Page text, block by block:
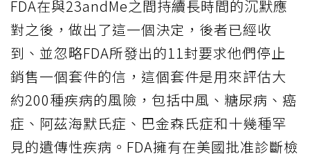
FDA在與23andMe之間持續長時間的沉默應
對之後，做出了這一個決定，後者已經收
到、並忽略FDA所發出的11封要求他們停止
銷售一個套件的信，這個套件是用來評估大
約200種疾病的風險，包括中風、糖尿病、癌
症、阿茲海默氏症、巴金森氏症和十幾種罕
見的遺傳性疾病。FDA擁有在美國批准診斷檢